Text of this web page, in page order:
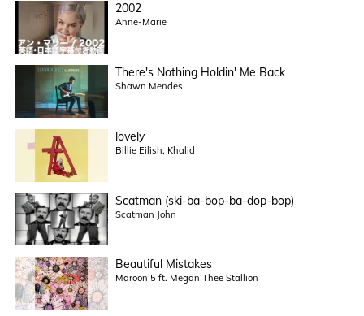
2002
Anne-Marie
There's Nothing Holdin' Me Back
Shawn Mendes
lovely
Billie Eilish, Khalid
Scatman (ski-ba-bop-ba-dop-bop)
Scatman John
Beautiful Mistakes
Maroon 5 ft. Megan Thee Stallion